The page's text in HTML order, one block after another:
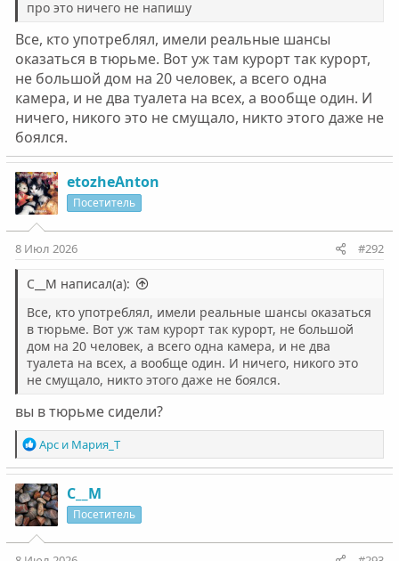
про это ничего не напишу
Все, кто употреблял, имели реальные шансы
оказаться в тюрьме. Вот уж там курорт так курорт,
не большой дом на 20 человек, а всего одна
камера, и не два туалета на всех, а вообще один. И
ничего, никого это не смущало, никто этого даже не
боялся.
etozheAnton
Посетитель
8 Июл 2026 #292
С__М написал(а):
Все, кто употреблял, имели реальные шансы оказаться
в тюрьме. Вот уж там курорт так курорт, не большой
дом на 20 человек, а всего одна камера, и не два
туалета на всех, а вообще один. И ничего, никого это
не смущало, никто этого даже не боялся.
вы в тюрьме сидели?
Р
е
а
к
ц
и
и
:
Арси Мария_Т
С__М
Посетитель